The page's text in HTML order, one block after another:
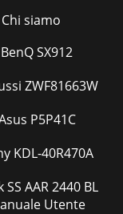
Chi siamo
BenQ SX912
ZWF81663W
P5P41C
KDL-40R470A
Utente